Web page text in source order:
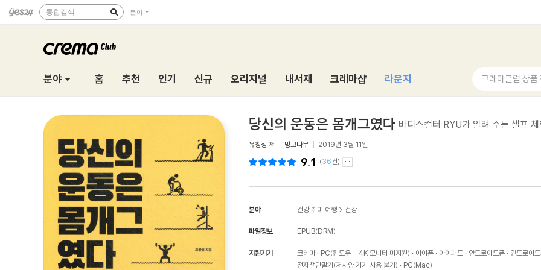
통합검색 분야
분야 홈 추천 인기 신규 오리지널 내서재 크레마샵 라운지 크레마클럽 상품
당신의 운동은 몸개그였다 바디스컬터 RYU가 알려 주는 셀프
유창성 저 망고나무 2019년 3월 11일
9.1 (36건)
분야 건강 취미 여행 > 건강
파일정보 EPUB(DRM)
지원기기 크레마 PC(윈도우 - 4K 모니터 미지원) 아이폰 아이패드 안드로이드폰
안드로이
전자책단말기(저사양 기기 사용 불가)
PC(Mac)